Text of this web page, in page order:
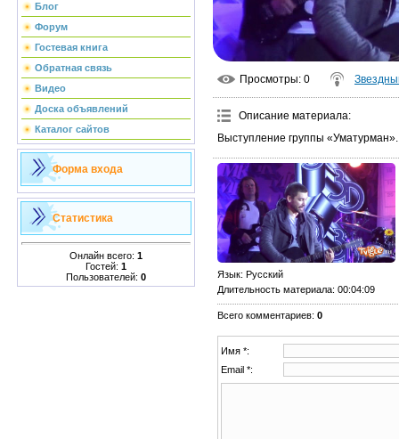
Блог
Форум
Гостевая книга
Обратная связь
Видео
Доска объявлений
Каталог сайтов
Форма входа
Статистика
Онлайн всего: 1
Гостей: 1
Пользователей: 0
Просмотры: 0
Описание материала:
Выступление группы «Уматурман».
Язык: Русский
Длительность материала: 00:04:09
Всего комментариев: 0
Имя *:
Email *: